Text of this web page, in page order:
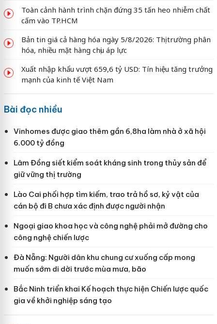
Toàn cảnh hành trình chặn đứng 35 tấn heo nhiễm chất
cấm vào TP.HCM
Bản tin giá cả hàng hóa ngày 5/8/2026: Thị trường phân
hóa, nhiều mặt hàng chịu áp lực
Xuất nhập khẩu vượt 659,6 tỷ USD: Tín hiệu tăng trưởng
mạnh của kinh tế Việt Nam
Bài đọc nhiều
Vinhomes được giao thêm gần 6,8ha làm nhà ở xã hội
6.000 tỷ đồng
Lâm Đồng siết kiểm soát kháng sinh trong thủy sản để
giữ vững thị trường
Lào Cai phối hợp tìm kiếm, trao trả hồ sơ, kỷ vật của
cán bộ đi B chưa xác định được người nhận
Ngoại giao khoa học và công nghệ phải mở đường cho
công nghệ chiến lược
Đà Nẵng: Người dân khu chung cư xuống cấp mong
muốn sớm di dời trước mùa mưa, bão
Bắc Ninh triển khai Kế hoạch thực hiện Chiến lược quốc
gia về khởi nghiệp sáng tạo